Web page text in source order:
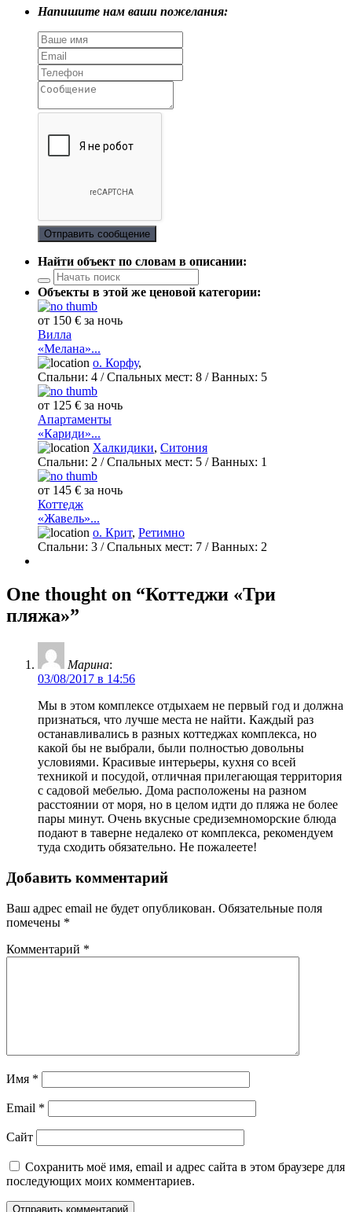
Напишите нам ваши пожелания:
Отправить сообщение
Найти объект по словам в описании:
Объекты в этой же ценовой категории:
от 150 € за ночь
Вилла
«Мелана»...
о. Корфу,
Спальни: 4 / Спальных мест: 8 /Ванных: 5
от 125 € за ночь
Апартаменты
«Кариди»...
Халкидики, Ситония
Спальни: 2 / Спальных мест: 5 /Ванных: 1
от 145 € за ночь
Коттедж
«Жавель»...
о. Крит, Ретимно
Спальни: 3 / Спальных мест: 7 /Ванных: 2
One thought on “Коттеджи «Три
пляжа»”
Марина:
03/08/2017 в 14:56
Мы в этом комплексе отдыхаем не первый год и должна
признаться, что лучше места не найти. Каждый раз
останавливались в разных коттеджах комплекса, но
какой бы не выбрали, были полностью довольны
условиями. Красивые интерьеры, кухня со всей
техникой и посудой, отличная прилегающая территория
с садовой мебелью. Дома расположены на разном
расстоянии от моря, но в целом идти до пляжа не более
пары минут. Очень вкусные средиземноморские блюда
подают в таверне недалеко от комплекса, рекомендуем
туда сходить обязательно. Не пожалеете!
Добавить комментарий
Ваш адрес email не будет опубликован. Обязательные поля
помечены *
Комментарий *
Имя *
Email *
Сайт
Сохранить моё имя, email и адрес сайта в этом браузере для
последующих моих комментариев.